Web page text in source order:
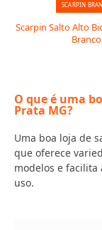
SCARPIN
Scarpin Salto Alto
Branco
O que é uma
Prata MG?
Uma boa loja de
que oferece
modelos e facilita
uso.